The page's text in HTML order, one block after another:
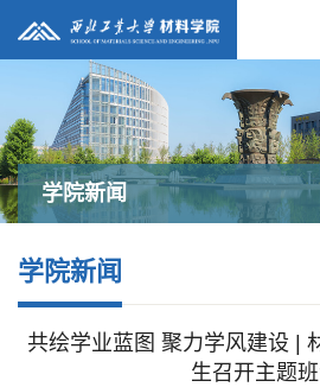
学院新闻
学院新闻
共绘学业蓝图 聚力学风建设 |
生召开主题